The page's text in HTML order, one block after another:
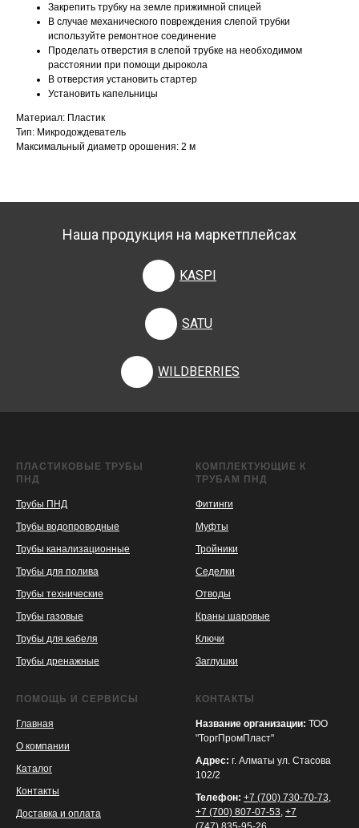
Закрепить трубку на земле прижимной спицей
В случае механического повреждения слепой трубки
используйте ремонтное соединение
Проделать отверстия в слепой трубке на необходимом
расстоянии при помощи дырокола
В отверстия установить стартер
Установить капельницы
Материал: Пластик
Тип: Микродождеватель
Максимальный диаметр орошения: 2 м
Наша продукция на маркетплейсах
KASPI
SATU
WILDBERRIES
ПЛАСТИКОВЫЕ ТРУБЫ
ПНД
Трубы ПНД
Трубы водопроводные
Трубы канализационные
Трубы для полива
Трубы технические
Трубы газовые
Трубы для кабеля
Трубы дренажные
КОМПЛЕКТУЮЩИЕ К
ТРУБАМ ПНД
Фитинги
Муфты
Тройники
Седелки
Отводы
Краны шаровые
Ключи
Заглушки
ПОМОЩЬ И СЕРВИСЫ
Главная
О компании
Каталог
Контакты
Доставка и оплата
КОНТАКТЫ
Название организации: ТОО
"ТоргПромПласт"
Адрес: г. Алматы ул. Стасова
102/2
Телефон: +7 (700) 730-70-73,
+7 (700) 807-07-53, +7